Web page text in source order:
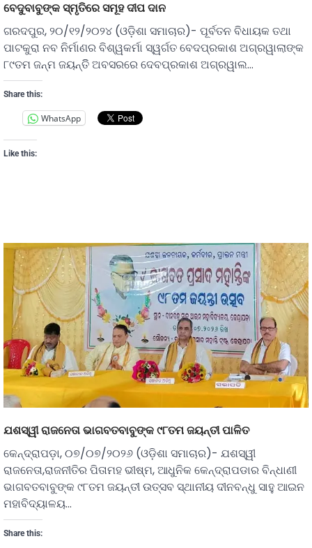
ବେଦୁବାବୁଙ୍କ ସ୍ମୃତିରେ ସମୂହ ଦୀପ ଦାନ
ଗରଦପୁର, ୨୦/୧୨/୨୦୨୪ (ଓଡ଼ିଶା ସମାଚାର)- ପୂର୍ବତନ ବିଧାୟକ ତଥା
ପାଟକୁରା ନବ ନିର୍ମାଣର ବିଶ୍ୱକର୍ମା ସ୍ୱର୍ଗତ ବେଦପ୍ରକାଶ ଅଗ୍ରୱାଲାଙ୍କ
୮୯ତମ ଜନ୍ମ ଜୟନ୍ତିି ଅବସରରେ ଦେବପ୍ରକାଶ ଅଗ୍ରୱାଲ…
Share this:
WhatsApp
Like this:
ଯଶସ୍ୱୀ ରାଜନେତା ଭାଗବତବାବୁଙ୍କ ୯୮ତମ ଜୟନ୍ତୀ ପାଳିତ
କେନ୍ଦ୍ରାପଡ଼ା, ୦୭/୦୭/୨୦୨୬ (ଓଡ଼ିଶା ସମାଚାର)- ଯଶସ୍ୱୀ
ରାଜନେତା,ରାଜନୀତିର ପିତାମହ ଭୀଷ୍ମ, ଆଧୁନିକ କେନ୍ଦ୍ରାପଡାର ବିନ୍ଧାଣୀ
ଭାଗବତବାବୁଙ୍କ ୯୮ତମ ଜୟନ୍ତୀ ଉତ୍ସବ ସ୍ଥାନୀୟ ଦୀନବନ୍ଧୁ ସାହୁ ଆଇନ
ମହାବିଦ୍ୟାଳୟ…
Share this: